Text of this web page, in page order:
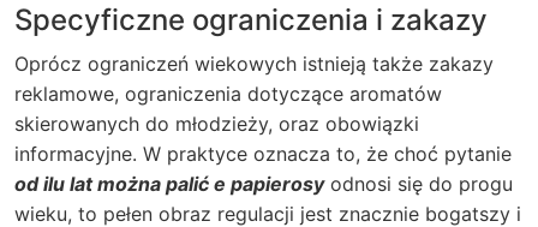
Specyficzne ograniczenia i zakazy
Oprócz ograniczeń wiekowych istnieją także zakazy
reklamowe, ograniczenia dotyczące aromatów
skierowanych do młodzieży, oraz obowiązki
informacyjne. W praktyce oznacza to, że choć pytanie
od ilu lat można palić e papierosyodnosi się do progu
wieku, to pełen obraz regulacji jest znacznie bogatszy i